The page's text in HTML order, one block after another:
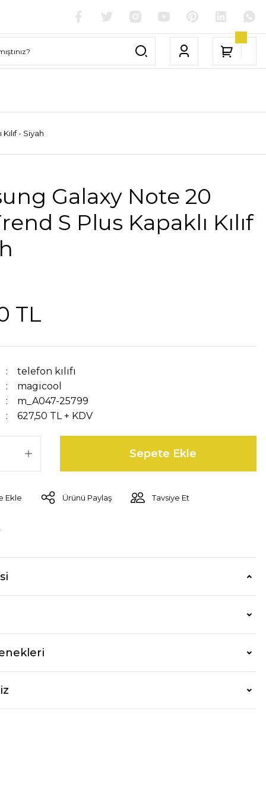
- Siyah
Galaxy Note 20
S Plus Kapaklı Kılıf
TL
telefon kılıfı
magicool
m_A047-25799
627,50 TL + KDV
Sepete Ekle
Ürünü Paylaş Tavsiye Et